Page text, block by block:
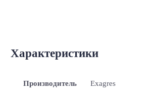
Характеристики
Производитель Exagres